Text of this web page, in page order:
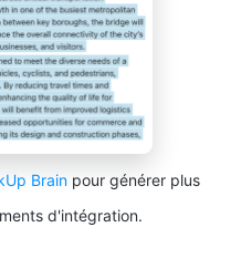
Brain pour générer plus
d'intégration.